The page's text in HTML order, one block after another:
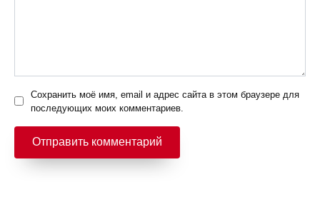
Сохранить моё имя, email и адрес сайта в этом браузере для
последующих моих комментариев.